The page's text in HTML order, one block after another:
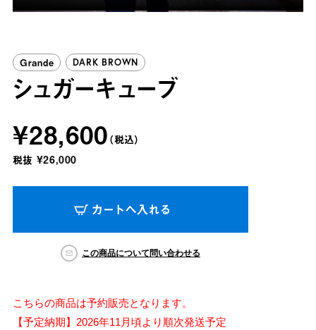
Grande DARK BROWN
シュガーキューブ
¥28,600（税込）
税抜 ¥26,000
この商品について問い合わせる
こちらの商品は予約販売となります。
【予定納期】2026年11月頃より順次発送予定